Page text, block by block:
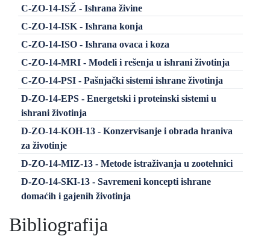
C-ZO-14-ISŽ - Ishrana živine
C-ZO-14-ISK - Ishrana konja
C-ZO-14-ISO - Ishrana ovaca i koza
C-ZO-14-MRI - Modeli i rešenja u ishrani životinja
C-ZO-14-PSI - Pašnjački sistemi ishrane životinja
D-ZO-14-EPS - Energetski i proteinski sistemi u
ishrani životinja
D-ZO-14-KOH-13 - Konzervisanje i obrada hraniva
za životinje
D-ZO-14-MIZ-13 - Metode istraživanja u zootehnici
D-ZO-14-SKI-13 - Savremeni koncepti ishrane
domaćih i gajenih životinja
Bibliografija